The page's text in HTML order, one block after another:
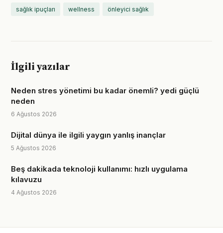
sağlık ipuçları wellness önleyici sağlık
İlgili yazılar
Neden stres yönetimi bu kadar önemli? yedi güçlü
neden
6 Ağustos 2026
Dijital dünya ile ilgili yaygın yanlış inançlar
5 Ağustos 2026
Beş dakikada teknoloji kullanımı: hızlı uygulama
kılavuzu
4 Ağustos 2026